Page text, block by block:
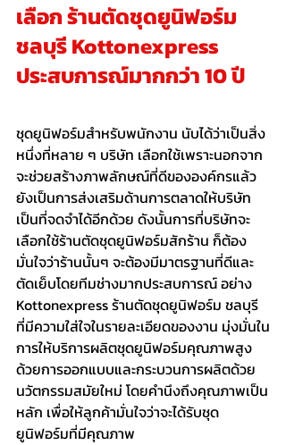
เลือก ร้านตัดชุดยูนิฟอร์ม
ชลบุรี Kottonexpress
ประสบการณ์มากกว่า 10 ปี
ชุดยูนิฟอร์มสำหรับพนักงาน นับได้ว่าเป็นสิ่ง
หนึ่งที่หลาย ๆ บริษัท เลือกใช้เพราะนอกจาก
จะช่วยสร้างภาพลักษณ์ที่ดีขององค์กรแล้ว
ยังเป็นการส่งเสริมด้านการตลาดให้บริษัท
เป็นที่จดจำได้อีกด้วย ดังนั้นการที่บริษัทจะ
เลือกใช้ร้านตัดชุดยูนิฟอร์มสักร้าน ก็ต้อง
มั่นใจว่าร้านนั้นๆ จะต้องมีมาตรฐานที่ดีและ
ตัดเย็บโดยทีมช่างมากประสบการณ์ อย่าง
Kottonexpress ร้านตัดชุดยูนิฟอร์ม ชลบุรี
ที่มีความใส่ใจในรายละเอียดของงาน มุ่งมั่นใน
การให้บริการผลิตชุดยูนิฟอร์มคุณภาพสูง
ด้วยการออกแบบและกระบวนการผลิตด้วย
นวัตกรรมสมัยใหม่ โดยคำนึงถึงคุณภาพเป็น
หลัก เพื่อให้ลูกค้ามั่นใจว่าจะได้รับชุด
ยูนิฟอร์มที่มีคุณภาพ